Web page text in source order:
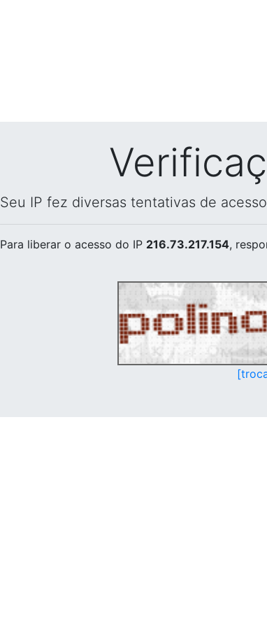
Seu IP fez diversas tentativas de
Para liberar o acesso do IP 216.73.217.154,